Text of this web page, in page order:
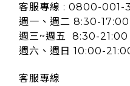
客服專線 : 0800-001-
週一、週二 8:30-17:00
週三~週五 8:30-21:00
週六、週日 10:00-
客服專線